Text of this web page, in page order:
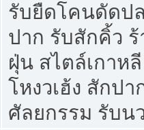
รับยืดโคนดัดป
ปาก รับสักคิ้ว
ฝุ่น สไตล์เกาห
โหงวเฮ้ง สักป
ศัลยกรรม รับน